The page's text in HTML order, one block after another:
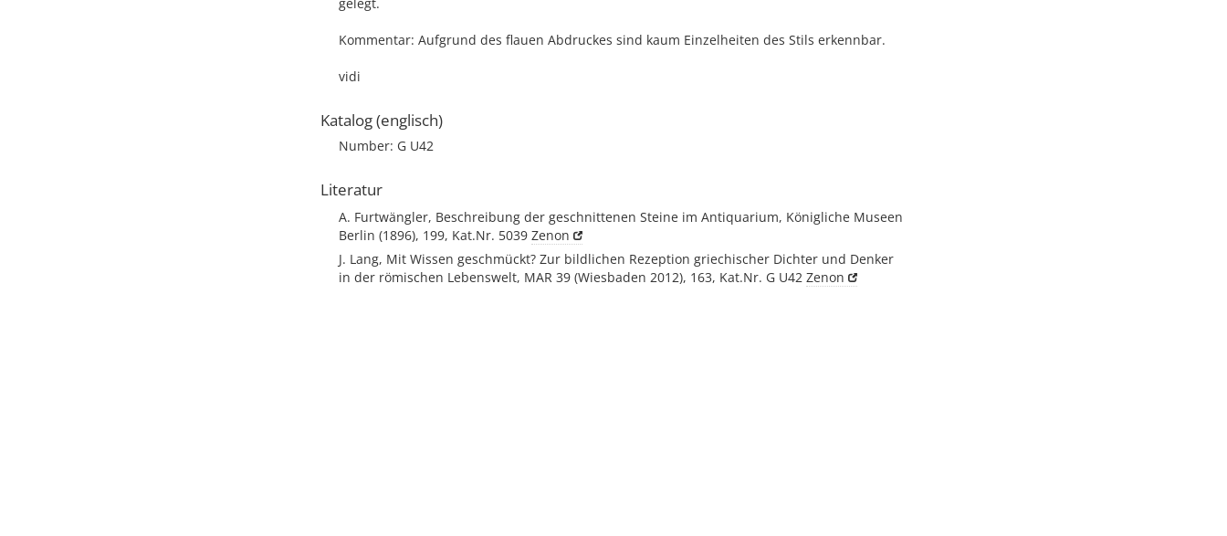
Kommentar: Aufgrund des flauen Abdruckes sind kaum Einzelheiten des Stils erkennbar.
vidi
Katalog (englisch)
Number: G U42
Literatur
A. Furtwängler, Beschreibung der geschnittenen Steine im Antiquarium, Königliche Museen
Berlin (1896), 199, Kat.Nr. 5039 Zenon
J. Lang, Mit Wissen geschmückt? Zur bildlichen Rezeption griechischer Dichter und Denker
in der römischen Lebenswelt, MAR 39 (Wiesbaden 2012), 163, Kat.Nr. G U42 Zenon